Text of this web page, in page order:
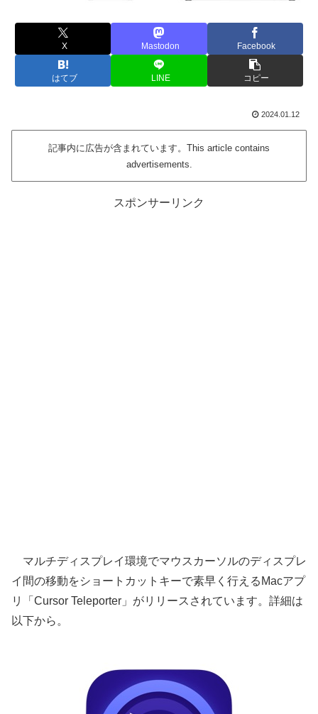
X Mastodon Facebook
はてブ LINE コピー
2024.01.12
記事内に広告が含まれています。This article contains
advertisements.
スポンサーリンク
マルチディスプレイ環境でマウスカーソルのディスプレ
イ間の移動をショートカットキーで素早く行えるMacアプ
リ「Cursor Teleporter」がリリースされています。詳細は
以下から。